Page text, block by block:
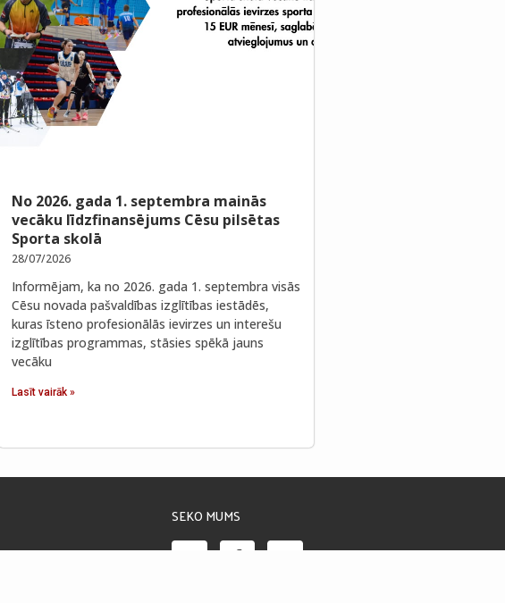
No 2026. gada 1. septembra mainās
vecāku līdzfinansējums Cēsu pilsētas
Sporta skolā
28/07/2026
Informējam, ka no 2026. gada 1. septembra visās
Cēsu novada pašvaldības izglītības iestādēs,
kuras īsteno profesionālās ievirzes un interešu
izglītības programmas, stāsies spēkā jauns
vecāku
Lasīt vairāk »
SEKO MUMS